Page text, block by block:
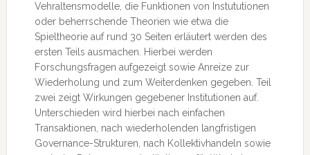
Vehraltensmodelle, die Funktionen von Instututionen
oder beherrschende Theorien wie etwa die
Spieltheorie auf rund 30 Seiten erläutert werden des
ersten Teils ausmachen. Hierbei werden
Forschungsfragen aufgezeigt sowie Anreize zur
Wiederholung und zum Weiterdenken gegeben. Teil
zwei zeigt Wirkungen gegebener Institutionen auf.
Unterschieden wird hierbei nach einfachen
Transaktionen, nach wiederholenden langfristigen
Governance-Strukturen, nach Kollektivhandeln sowie